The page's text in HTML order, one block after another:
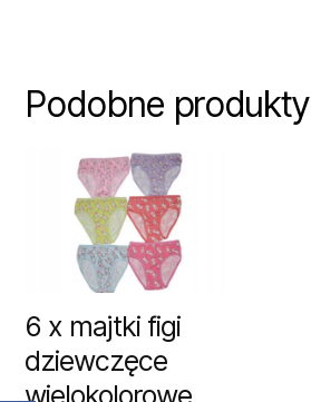
Podobne produkty
6 x majtki figi
dziewczęce
wielokolorowe